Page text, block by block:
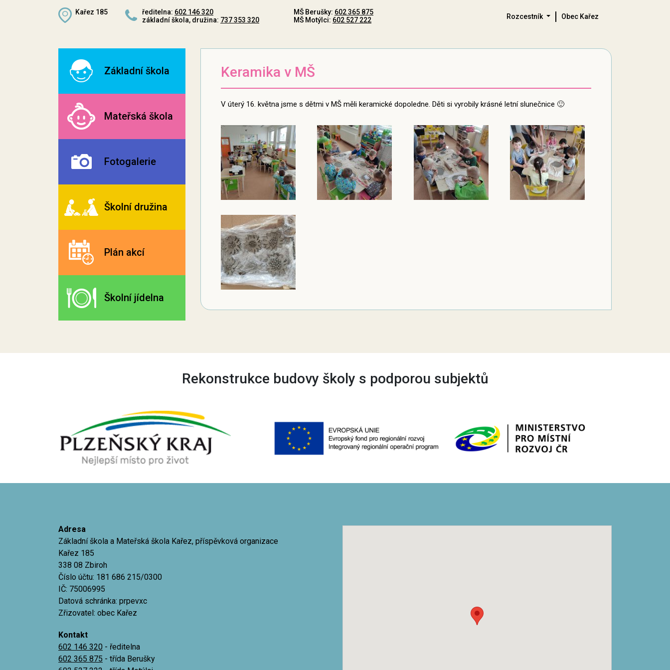
Kařez 185 ředitelna: 602 146 320
základní škola, družina: 737 353 320
MŠ Berušky: 602 365 875
MŠ Motýlci: 602 527 222 Rozcestník Obec Kařez
Základní škola
Mateřská škola
Fotogalerie
Školní družina
Plán akcí
Školní jídelna
Keramika v MŠ
V úterý 16. května jsme s dětmi v MŠ měli keramické dopoledne. Děti si vyrobily krásné letní slunečnice 🙂
Rekonstrukce budovy školy s podporou subjektů
Adresa
Základní škola a Mateřská škola Kařez, příspěvková organizace
Kařez 185
338 08 Zbiroh
Číslo účtu: 181 686 215/0300
IČ: 75006995
Datová schránka: prpevxc
Zřizovatel: obec Kařez
Kontakt
602 146 320 - ředitelna
602 365 875 - třída Berušky